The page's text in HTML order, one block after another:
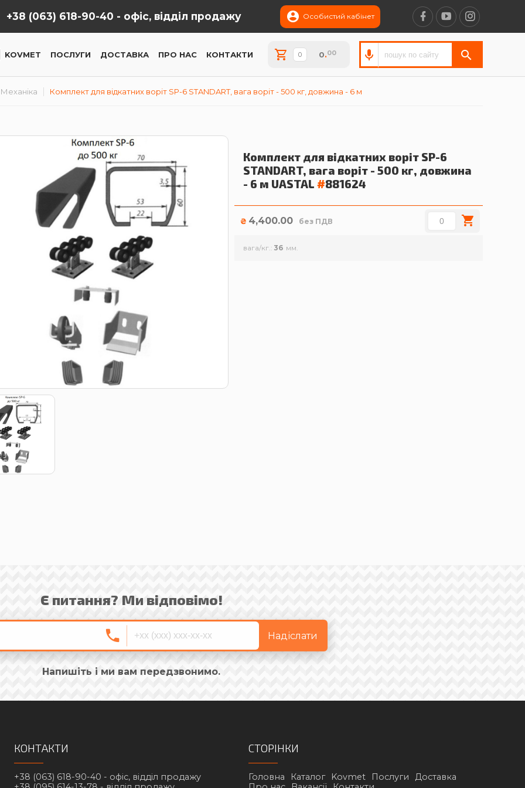
+38 (063) 618-90-40 - офіс, відділ продажу Особистий кабінет
KOVMET ПОСЛУГИ ДОСТАВКА ПРО НАС КОНТАКТИ 0.00
Механіка Комплект для відкатних воріт SP-6 STANDART, вага воріт - 500 кг, довжина - 6 м
Комплект для відкатних воріт SP-6
STANDART, вага воріт - 500 кг, довжина
- 6 м UASTAL #881624
₴ 4,400.00 без ПДВ
вага/кг. 36
Є питання? Ми відповімо!
Надіслати
Напишіть і ми вам передзвонимо.
КОНТАКТИ
+38 (063) 618-90-40 - офіс, відділ продажу
СТОРІНКИ
Головна Каталог Kovmet Послуги
Доставка